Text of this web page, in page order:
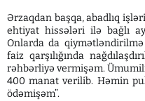
Ərzaqdan başqa, abadlıq
ehtiyat hissələri ilə bağlı
Onlarda da
faiz qarşılığında
rəhbərliyə vermişəm.
400 manat verilib. Həmin
ödəmişəm”.